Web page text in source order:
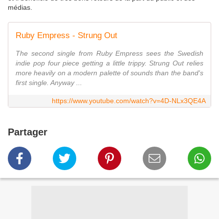
médias.
Ruby Empress - Strung Out
The second single from Ruby Empress sees the Swedish
indie pop four piece getting a little trippy. Strung Out relies
more heavily on a modern palette of sounds than the band's
first single. Anyway ...
https://www.youtube.com/watch?v=4D-NLx3QE4A
Partager